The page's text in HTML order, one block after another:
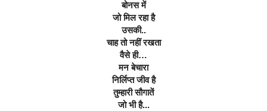
बोनस में
जो मिल रहा है
उसकी..
चाह तो नहीं रखता
वैसे ही…
मन बेचारा
निर्लिप्त जीव है
तुम्हारी सौगातें
जो भी है...